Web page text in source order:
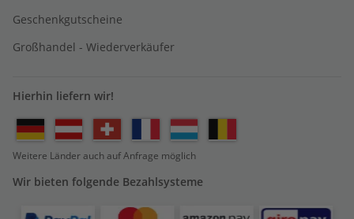
Geschenkgutscheine
Großhandel - Wiederverkäufer
Hierhin liefern wir!
Weitere Länder auch auf Anfrage möglich
Wir bieten folgende Bezahlsysteme